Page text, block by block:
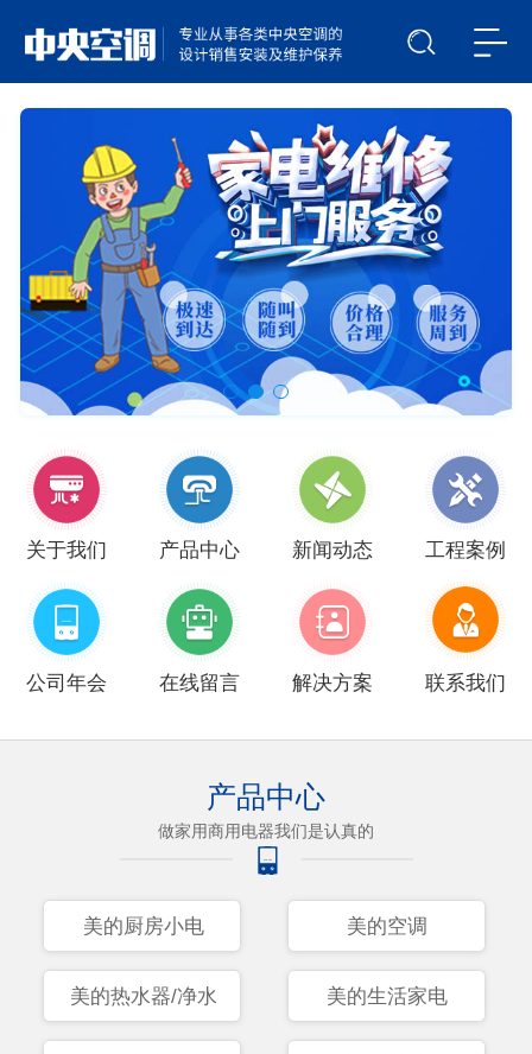
关于我们 产品中心 新闻动态 工程案例
公司年会 在线留言 解决方案 联系我们
产品中心
做家用商用电器我们是认真的
美的厨房小电 美的空调
美的热水器/净水 美的生活家电